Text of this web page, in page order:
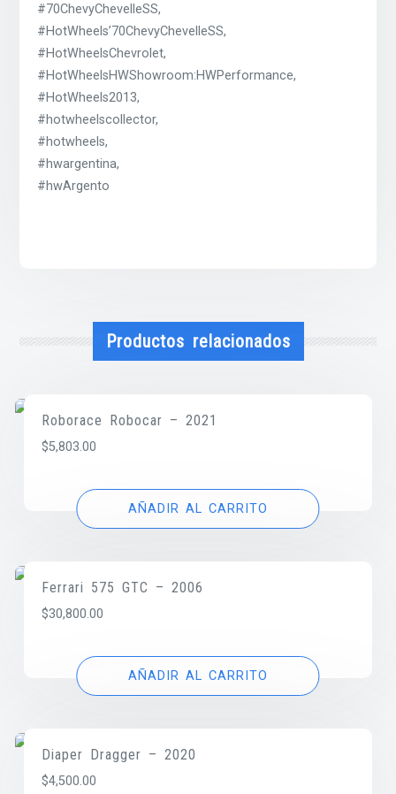
#70ChevyChevelleSS,
#HotWheels’70ChevyChevelleSS,
#HotWheelsChevrolet,
#HotWheelsHWShowroom:HWPerformance,
#HotWheels2013,
#hotwheelscollector,
#hotwheels,
#hwargentina,
#hwArgento
Productos relacionados
Roborace Robocar – 2021
$5,803.00
AÑADIR AL CARRITO
Ferrari 575 GTC – 2006
$30,800.00
AÑADIR AL CARRITO
Diaper Dragger – 2020
$4,500.00